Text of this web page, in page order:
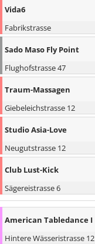
Vida6
Fabrikstrasse
Sado Maso Fly Point
Flughofstrasse 47
Traum-Massagen
Giebeleichstrasse 12
Studio Asia-Love
Neugutstrasse 12
Club Lust-Kick
Sägereistrasse 6
American Tabledance I
Hintere Wässeristrasse 12